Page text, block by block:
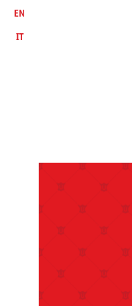
EN
IT